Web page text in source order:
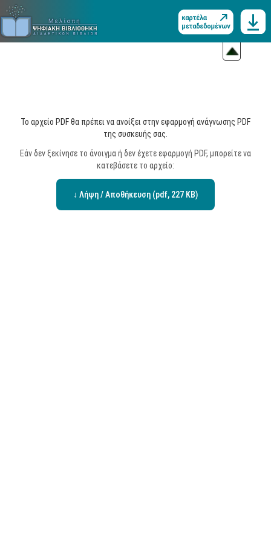
Το αρχείο PDF θα πρέπει να ανοίξει στην εφαρμογή ανάγνωσης PDF
της συσκευής σας.
Εάν δεν ξεκίνησε το άνοιγμα ή δεν έχετε εφαρμογή PDF, μπορείτε να
κατεβάσετε το αρχείο:
↓ Λήψη / Αποθήκευση (pdf, 227 KB)